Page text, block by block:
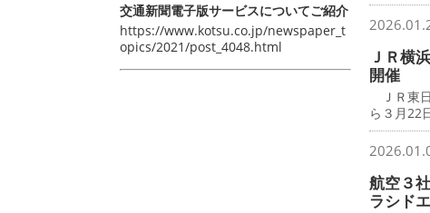
交通新聞電子版サービスについてご紹介
https://www.kotsu.co.jp/newspaper_t
opics/2021/post_4048.html
ＪＲ横
開催
ＪＲ東
ら３月22
航空３
ラシド